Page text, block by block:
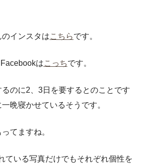
のインスタはこちらです。
はこっちです。
のに2、3日を要するとのことです
晩寝かせているそうです。
てますね。
ている写真だけでもそれぞれ個性を